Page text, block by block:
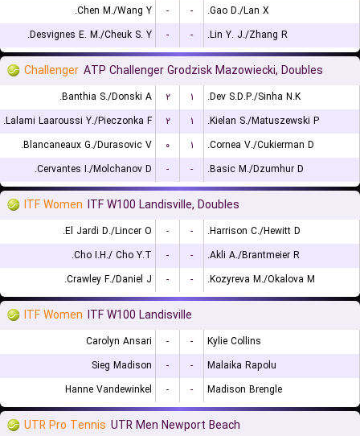
Chen M./Wang Y.
- -
Gao D./Lan X.
Desvignes E. M./Cheuk S. Y.
- - Lin Y. J./Zhang R.
Challenger ATP Challenger Grodzisk Mazowiecki, Doubles
Banthia S./Donski A. ۲ ۱
Dev S.D.P./Sinha N.K.
Lalami Laaroussi Y./Pieczonka F.
۲ ۱
Kielan S./Matuszewski P.
Blancaneaux G./Durasovic V.
۰ ۱
Cornea V./Cukierman D.
Cervantes I./Molchanov D.
- - Basic M./Dzumhur D.
ITF Women ITF W100 Landisville, Doubles
El Jardi D./Lincer O. - -
Harrison C./Hewitt D.
Cho I.H./ Cho Y.T.
- -
Akli A./Brantmeier R.
Crawley F./Daniel J.
- - Kozyreva M./Okalova M.
ITF Women ITF W100 Landisville
Carolyn Ansari - -
Kylie Collins
Sieg Madison
- -
Malaika Rapolu
Hanne Vandewinkel
- - Madison Brengle
UTR Pro Tennis UTR Men Newport Beach